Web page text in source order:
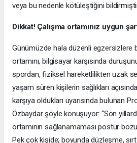
veya bu nedenle kötüleştiğini
Dikkat! Çalışma ortamınız uygun
Günümüzde hala düzenli egzersizlere
ortamını, bilgisayar karşısında
spordan, fiziksel hareketlilikten uzak
yaşam süren kişilerin sağlıkları
karşıya oldukları uyarısında bulunan
Özbaydar şöyle konuşuyor: “Son
ortamının sağlanamaması postür
Pek çok kişide; boyunda düzleşme, sırt